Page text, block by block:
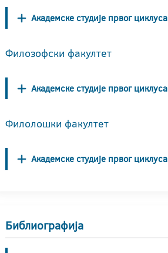
Академске студије првог циклуса
Филозофски факултет
Академске студије првог циклуса
Филолошки факултет
Академске студије првог циклуса
Библиографија